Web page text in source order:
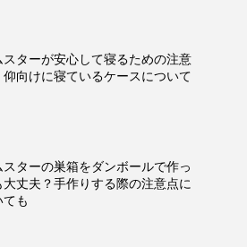
スターが安心して寝るための注意
仰向けに寝ているケースについて
スターの巣箱をダンボールで作っ
大丈夫？手作りする際の注意点に
ても